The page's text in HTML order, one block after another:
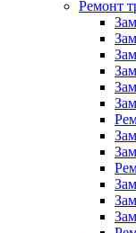
Ремонт